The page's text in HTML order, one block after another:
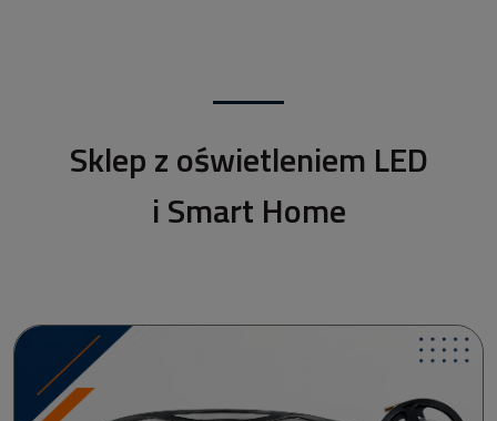
Sklep z oświetleniem LED
i Smart Home